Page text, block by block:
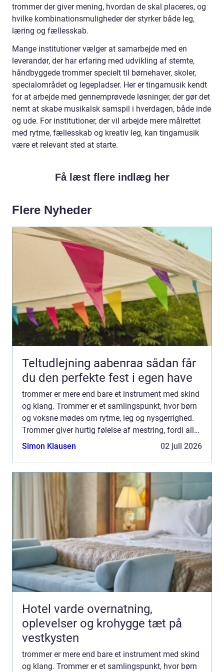
trommer der giver mening, hvordan de skal placeres, og
hvilke kombinationsmuligheder der styrker både leg,
læring og fællesskab.
Mange institutioner vælger at samarbejde med en
leverandør, der har erfaring med udvikling af stemte,
håndbyggede trommer specielt til børnehaver, skoler,
specialområdet og legepladser. Her er tingamusik kendt
for at arbejde med gennemprøvede løsninger, der gør det
nemt at skabe musikalsk samspil i hverdagen, både inde
og ude. For institutioner, der vil arbejde mere målrettet
med rytme, fællesskab og kreativ leg, kan tingamusik
være et relevant sted at starte.
Få læst flere indlæg her
Flere Nyheder
Teltudlejning aabenraa sådan får
du den perfekte fest i egen have
trommer er mere end bare et instrument med skind
og klang. Trommer er et samlingspunkt, hvor børn
og voksne mødes om rytme, leg og nysgerrighed.
Trommer giver hurtig følelse af mestring, fordi alle
kan være med, uanset alder, erfaring og motorik.
Simon Klausen 02 juli 2026
Hotel varde overnatning,
oplevelser og krohygge tæt på
vestkysten
trommer er mere end bare et instrument med skind
og klang. Trommer er et samlingspunkt, hvor børn